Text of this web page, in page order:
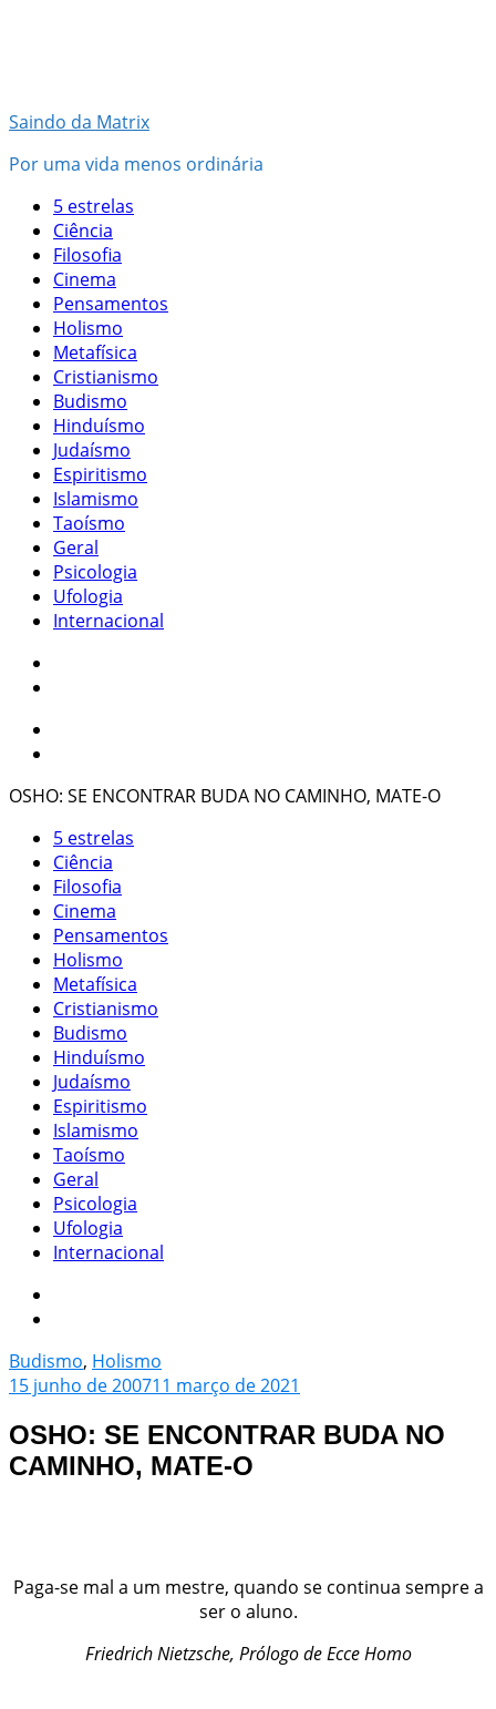
Saindo da Matrix
Por uma vida menos ordinária
5 estrelas
Ciência
Filosofia
Cinema
Pensamentos
Holismo
Metafísica
Cristianismo
Budismo
Hinduísmo
Judaísmo
Espiritismo
Islamismo
Taoísmo
Geral
Psicologia
Ufologia
Internacional
OSHO: SE ENCONTRAR BUDA NO CAMINHO, MATE-O
5 estrelas
Ciência
Filosofia
Cinema
Pensamentos
Holismo
Metafísica
Cristianismo
Budismo
Hinduísmo
Judaísmo
Espiritismo
Islamismo
Taoísmo
Geral
Psicologia
Ufologia
Internacional
Budismo, Holismo
15 junho de 200711 março de 2021
OSHO: SE ENCONTRAR BUDA NO
CAMINHO, MATE-O
Paga-se mal a um mestre, quando se continua sempre a
ser o aluno.
Friedrich Nietzsche, Prólogo deEcce Homo